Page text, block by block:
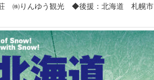
㈱りんゆう観光 ◆後援：北海道 札幌市